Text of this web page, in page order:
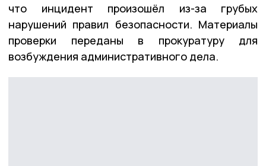
что инцидент произошёл из-за грубых
нарушений правил безопасности. Материалы
проверки переданы в прокуратуру для
возбуждения административного дела.